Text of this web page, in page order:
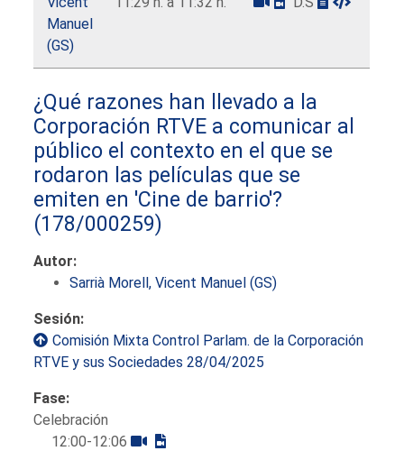
Manuel
(GS)
¿Qué razones han llevado a la
Corporación RTVE a comunicar al
público el contexto en el que se
rodaron las películas que se
emiten en 'Cine de barrio'?
(178/000259)
Autor:
Sarrià Morell, Vicent Manuel (GS)
Sesión:
Comisión Mixta Control Parlam. de la Corporación
RTVE y sus Sociedades 28/04/2025
Fase:
Celebración
12:00-12:06